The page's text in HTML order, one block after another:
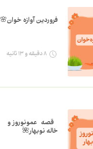
فروردین آوازه خوان🌸
۸ دقیقه و ۱۳ ثانیه
قصه عمونوروز و
خاله نوبهار🌺